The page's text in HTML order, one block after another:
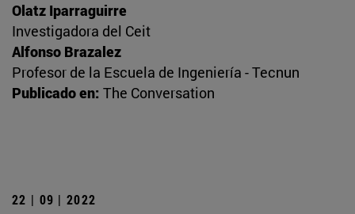
Olatz Iparraguirre
Investigadora del Ceit
Alfonso Brazalez
Profesor de la Escuela de Ingeniería - Tecnun
Publicado en: The Conversation
22 | 09 | 2022